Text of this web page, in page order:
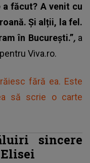
a făcut? A venit cu
Și alții, la fel.
în București.”, a
Viva.ro.
fără ea. Este
să scrie o carte
sincere